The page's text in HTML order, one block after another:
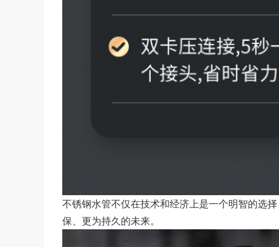
不锈钢水管不仅在技术和经济上是一个明智的选
保、更为持久的未来。